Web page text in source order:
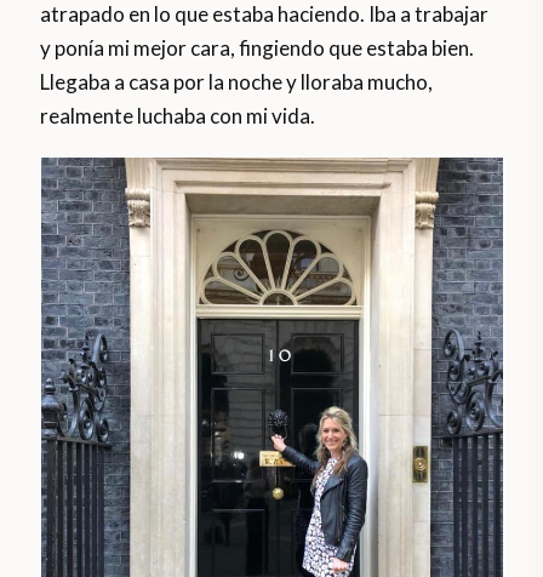
atrapado en lo que estaba haciendo. Iba a trabajar
y ponía mi mejor cara, fingiendo que estaba bien.
Llegaba a casa por la noche y lloraba mucho,
realmente luchaba con mi vida.